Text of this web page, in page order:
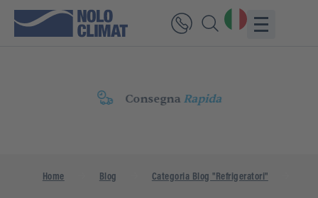
Consegna Rapida
Home Blog Categoria Blog "Refrigeratori"